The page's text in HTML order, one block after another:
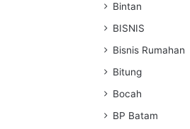
Bintan
BISNIS
Bisnis Rumahan
Bitung
Bocah
BP Batam